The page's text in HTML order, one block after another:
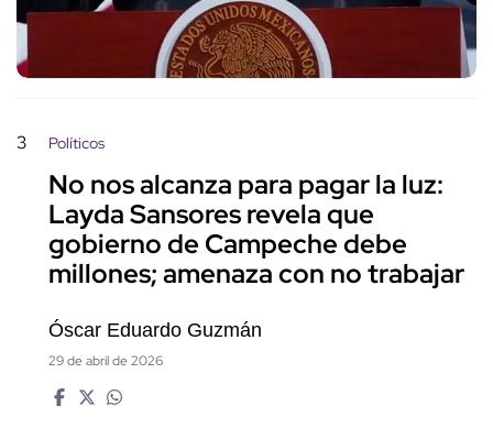
3 Políticos
No nos alcanza para pagar la luz:
Layda Sansores revela que
gobierno de Campeche debe
millones; amenaza con no trabajar
Óscar Eduardo Guzmán
29 de abril de 2026